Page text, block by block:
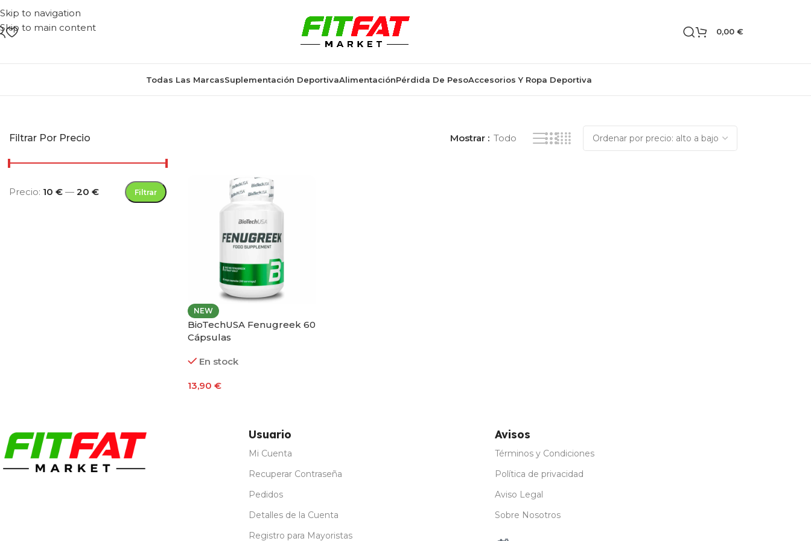
Skip to navigation
Skip to main content
0,00 €
Todas Las MarcasSuplementación DeportivaAlimentaciónPérdida De PesoAccesorios Y Ropa Deportiva
Filtrar Por Precio
Filtrar
Precio: 10 € — 20 €
Mostrar Todo
NEW
BioTechUSA Fenugreek 60
Cápsulas
En stock
13,90 €
Usuario
Mi Cuenta
Recuperar Contraseña
Pedidos
Detalles de la Cuenta
Registro para Mayoristas
Avisos
Términos y Condiciones
Política de privacidad
Aviso Legal
Sobre Nosotros